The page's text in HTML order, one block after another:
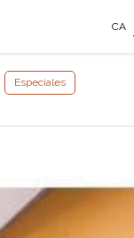
CA
Especiales